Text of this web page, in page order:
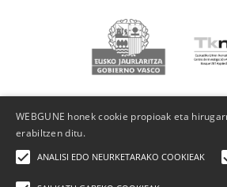
WEBGUNE honek cookie propioak eta
erabiltzen ditu.
ANALISI EDO NEURKETARAKO COOKIEAK